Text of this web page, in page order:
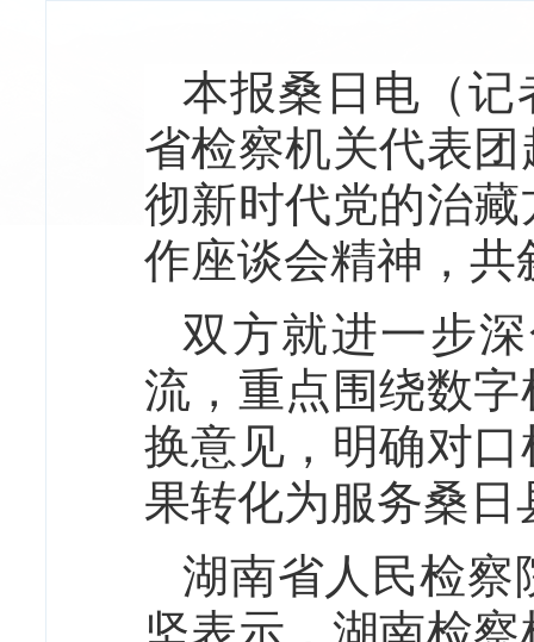
本报桑日电（记
省检察机关代表
彻新时代党的治
作座谈会精神，
双方就进一步
流，重点围绕数
换意见，明确对
果转化为服务桑
湖南省人民检察